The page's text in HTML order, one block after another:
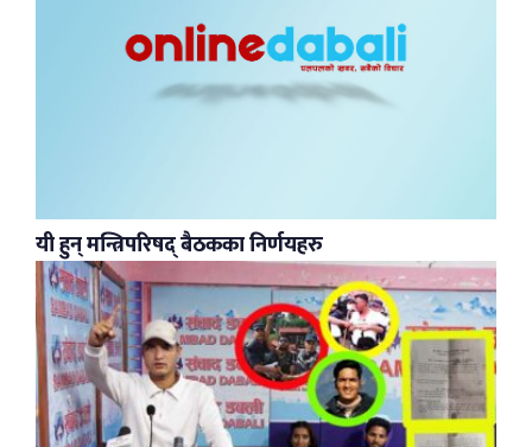
यी हुन् मन्त्रिपरिषद् बैठकका निर्णयहरु